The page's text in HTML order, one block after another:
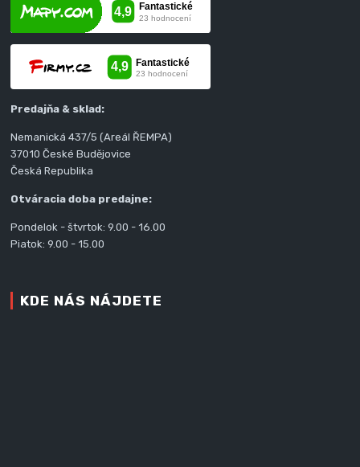
Predajňa & sklad:
Nemanická 437/5 (Areál ŘEMPA)
37010 České Budějovice
Česká Republika
Otváracia doba predajne:
Pondelok - štvrtok: 9.00 - 16.00
Piatok: 9.00 - 15.00
KDE NÁS NÁJDETE